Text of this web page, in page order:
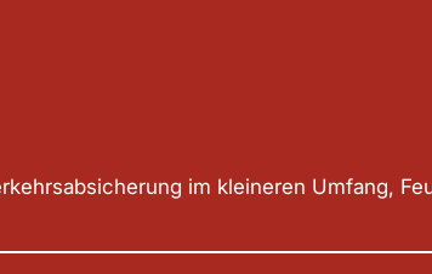
im kleineren Umfang,